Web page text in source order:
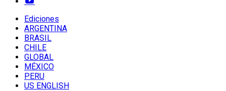
Ediciones
ARGENTINA
BRASIL
CHILE
GLOBAL
MÉXICO
PERU
US ENGLISH